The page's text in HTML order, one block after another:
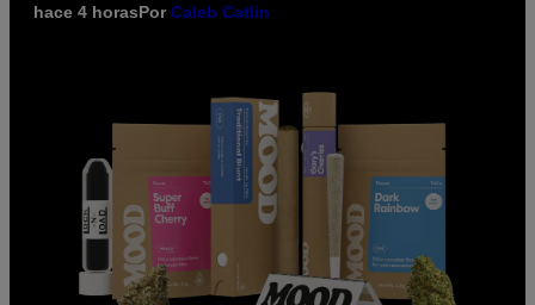
hace 4 horasPorCaleb Catlin